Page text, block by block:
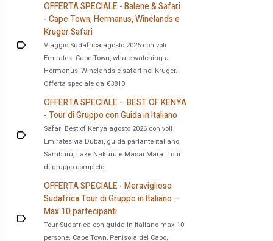
OFFERTA SPECIALE - Balene & Safari
- Cape Town, Hermanus, Winelands e
Kruger Safari
Viaggio Sudafrica agosto 2026 con voli
Emirates: Cape Town, whale watching a
Hermanus, Winelands e safari nel Kruger.
Offerta speciale da €3810.
OFFERTA SPECIALE – BEST OF KENYA
- Tour di Gruppo con Guida in Italiano
Safari Best of Kenya agosto 2026 con voli
Emirates via Dubai, guida parlante italiano,
Samburu, Lake Nakuru e Masai Mara. Tour
di gruppo completo.
OFFERTA SPECIALE - Meraviglioso
Sudafrica Tour di Gruppo in Italiano –
Max 10 partecipanti
Tour Sudafrica con guida in italiano max 10
persone. Cape Town, Penisola del Capo,